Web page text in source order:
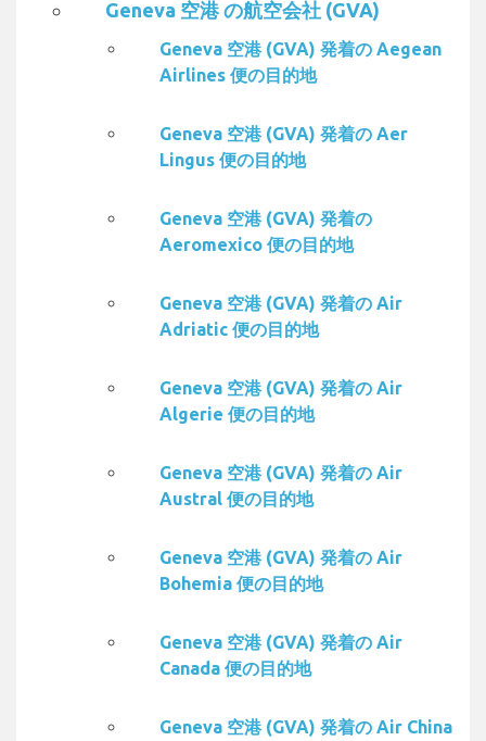
Geneva 空港 の航空会社 (GVA)
Geneva 空港 (GVA) 発着の Aegean
Airlines 便の目的地
Geneva 空港 (GVA) 発着の Aer
Lingus 便の目的地
Geneva 空港 (GVA) 発着の
Aeromexico 便の目的地
Geneva 空港 (GVA) 発着の Air
Adriatic 便の目的地
Geneva 空港 (GVA) 発着の Air
Algerie 便の目的地
Geneva 空港 (GVA) 発着の Air
Austral 便の目的地
Geneva 空港 (GVA) 発着の Air
Bohemia 便の目的地
Geneva 空港 (GVA) 発着の Air
Canada 便の目的地
Geneva 空港 (GVA) 発着の Air China